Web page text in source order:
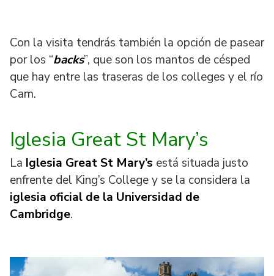
Con la visita tendrás también la opción de pasear
por los “backs”, que son los mantos de césped
que hay entre las traseras de los colleges y el río
Cam.
Iglesia Great St Mary’s
La Iglesia Great St Mary’s está situada justo
enfrente del King’s College y se la considera la
iglesia oficial de la Universidad de
Cambridge.